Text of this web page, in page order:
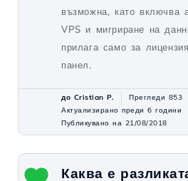
възможна, като включва
VPS и мигриране на
прилага само за
панел.
до Cristian P.
Прегледи 853
Актуализирано преди 6 години
Публикувано на 21/08/2018
Каква е